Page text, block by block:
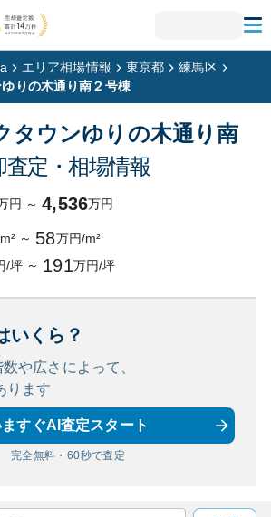
エリア相場情報 東京都
練馬区
りの木通り南２号棟
タウンゆりの木通り南
査定・相場情報
円 ～ 4,536万円
～ 58万円/m²
/坪 ～ 191万円/坪
いくら？
や広さによって、
ります
ますぐAI査定スタート
完全無料・60秒で査定